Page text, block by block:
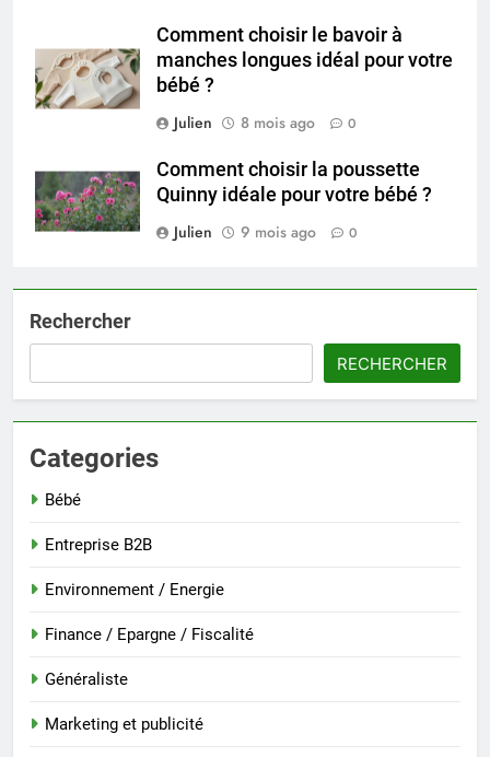
Comment choisir le bavoir à
manches longues idéal pour votre
bébé ?
Julien
8 mois ago 0
Comment choisir la poussette
Quinny idéale pour votre bébé ?
Julien
9 mois ago 0
Rechercher
RECHERCHER
Categories
Bébé
Entreprise B2B
Environnement / Energie
Finance / Epargne / Fiscalité
Généraliste
Marketing et publicité